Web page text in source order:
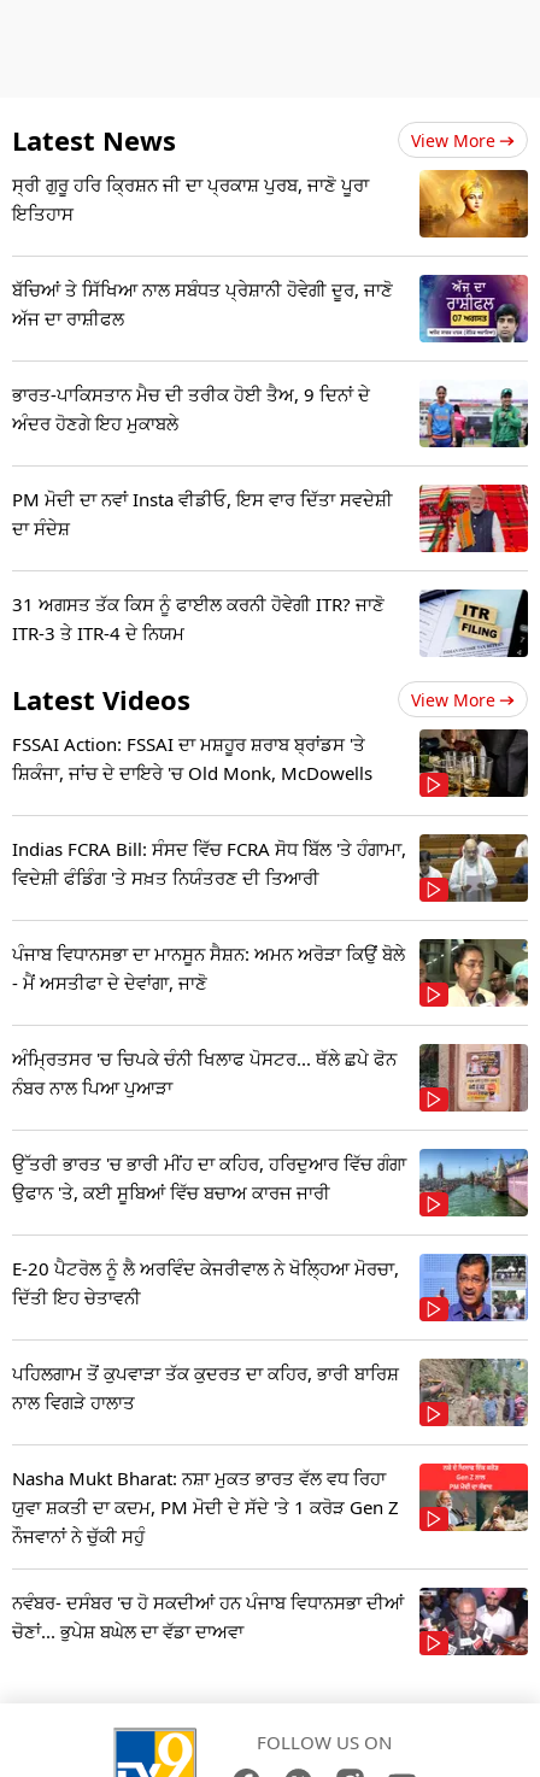
Latest News View More
ਸ੍ਰੀ ਗੁਰੂ ਹਰਿ ਕ੍ਰਿਸ਼ਨ ਜੀ ਦਾ ਪ੍ਰਕਾਸ਼ ਪੁਰਬ, ਜਾਣੋ ਪੂਰਾ
ਇਤਿਹਾਸ
ਬੱਚਿਆਂ ਤੇ ਸਿੱਖਿਆ ਨਾਲ ਸਬੰਧਤ ਪ੍ਰੇਸ਼ਾਨੀ ਹੋਵੇਗੀ ਦੂਰ, ਜਾਣੋ
ਅੱਜ ਦਾ ਰਾਸ਼ੀਫਲ
ਭਾਰਤ-ਪਾਕਿਸਤਾਨ ਮੈਚ ਦੀ ਤਰੀਕ ਹੋਈ ਤੈਅ, 9 ਦਿਨਾਂ ਦੇ
ਅੰਦਰ ਹੋਣਗੇ ਇਹ ਮੁਕਾਬਲੇ
PM ਮੋਦੀ ਦਾ ਨਵਾਂ Insta ਵੀਡੀਓ, ਇਸ ਵਾਰ ਦਿੱਤਾ ਸਵਦੇਸ਼ੀ
ਦਾ ਸੰਦੇਸ਼
31 ਅਗਸਤ ਤੱਕ ਕਿਸ ਨੂੰ ਫਾਈਲ ਕਰਨੀ ਹੋਵੇਗੀ ITR? ਜਾਣੋ
ITR-3 ਤੇ ITR-4 ਦੇ ਨਿਯਮ
Latest Videos View More
FSSAI Action: FSSAI ਦਾ ਮਸ਼ਹੂਰ ਸ਼ਰਾਬ ਬ੍ਰਾਂਡਸ 'ਤੇ
ਸ਼ਿਕੰਜਾ, ਜਾਂਚ ਦੇ ਦਾਇਰੇ 'ਚ Old Monk, McDowells
Indias FCRA Bill: ਸੰਸਦ ਵਿੱਚ FCRA ਸੋਧ ਬਿੱਲ 'ਤੇ ਹੰਗਾਮਾ,
ਵਿਦੇਸ਼ੀ ਫੰਡਿੰਗ 'ਤੇ ਸਖ਼ਤ ਨਿਯੰਤਰਣ ਦੀ ਤਿਆਰੀ
ਪੰਜਾਬ ਵਿਧਾਨਸਭਾ ਦਾ ਮਾਨਸੂਨ ਸੈਸ਼ਨ: ਅਮਨ ਅਰੋੜਾ ਕਿਉਂ ਬੋਲੇ
- ਮੈਂ ਅਸਤੀਫਾ ਦੇ ਦੇਵਾਂਗਾ, ਜਾਣੋ
ਅੰਮ੍ਰਿਤਸਰ 'ਚ ਚਿਪਕੇ ਚੰਨੀ ਖਿਲਾਫ ਪੋਸਟਰ... ਥੱਲੇ ਛਪੇ ਫੋਨ
ਨੰਬਰ ਨਾਲ ਪਿਆ ਪੁਆੜਾ
ਉੱਤਰੀ ਭਾਰਤ 'ਚ ਭਾਰੀ ਮੀਂਹ ਦਾ ਕਹਿਰ, ਹਰਿਦੁਆਰ ਵਿੱਚ ਗੰਗਾ
ਉਫਾਨ 'ਤੇ, ਕਈ ਸੂਬਿਆਂ ਵਿੱਚ ਬਚਾਅ ਕਾਰਜ ਜਾਰੀ
E-20 ਪੈਟਰੋਲ ਨੂੰ ਲੈ ਅਰਵਿੰਦ ਕੇਜਰੀਵਾਲ ਨੇ ਖੋਲ੍ਹਿਆ ਮੋਰਚਾ,
ਦਿੱਤੀ ਇਹ ਚੇਤਾਵਨੀ
ਪਹਿਲਗਾਮ ਤੋਂ ਕੁਪਵਾੜਾ ਤੱਕ ਕੁਦਰਤ ਦਾ ਕਹਿਰ, ਭਾਰੀ ਬਾਰਿਸ਼
ਨਾਲ ਵਿਗੜੇ ਹਾਲਾਤ
Nasha Mukt Bharat: ਨਸ਼ਾ ਮੁਕਤ ਭਾਰਤ ਵੱਲ ਵਧ ਰਿਹਾ
ਯੁਵਾ ਸ਼ਕਤੀ ਦਾ ਕਦਮ, PM ਮੋਦੀ ਦੇ ਸੱਦੇ 'ਤੇ 1 ਕਰੋੜ Gen Z
ਨੌਜਵਾਨਾਂ ਨੇ ਚੁੱਕੀ ਸਹੁੰ
ਨਵੰਬਰ- ਦਸੰਬਰ 'ਚ ਹੋ ਸਕਦੀਆਂ ਹਨ ਪੰਜਾਬ ਵਿਧਾਨਸਭਾ ਦੀਆਂ
ਚੋਣਾਂ... ਭੁਪੇਸ਼ ਬਘੇਲ ਦਾ ਵੱਡਾ ਦਾਅਵਾ
FOLLOW US ON